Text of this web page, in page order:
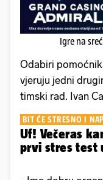
Igre na
Odabiri
vjeruju jedni
timski rad. Ivan
BIT ĆE STRESNO I
Uf! Večeras
prvi stres test